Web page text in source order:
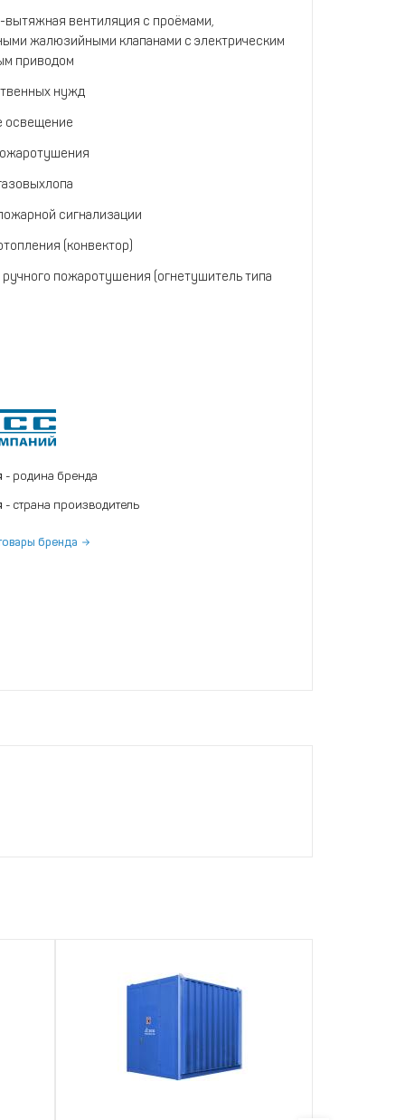
вытяжная вентиляция с проёмами,
жалюзийными клапанами с электрическим
приводом
нужд
освещение
сигнализации
(конвектор)
ручного пожаротушения (огнетушитель типа
- родина бренда
- страна производитель
бренда